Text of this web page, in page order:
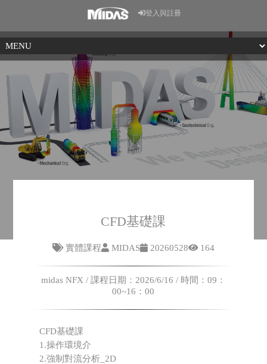
登入與註冊
CFD基礎課
實體課程 MIDAS 20260528 164
midas NFX / 課程日期：2026/6/16 / 時間：09：
00~16：00
CFD基礎課
1.操作環境介
2.強制對流分析_2D